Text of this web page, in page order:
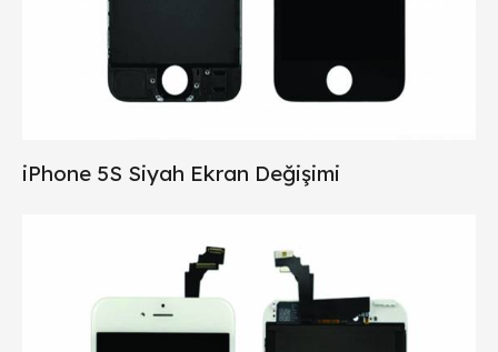
iPhone 5S Siyah Ekran Değişimi